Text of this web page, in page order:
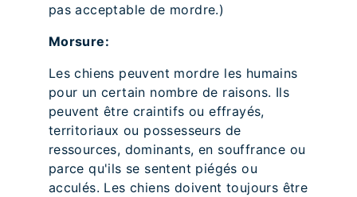
pas acceptable de mordre.)
Morsure:
Les chiens peuvent mordre les humains
pour un certain nombre de raisons. Ils
peuvent être craintifs ou effrayés,
territoriaux ou possesseurs de
ressources, dominants, en souffrance ou
parce qu'ils se sentent piégés ou
acculés. Les chiens doivent toujours être